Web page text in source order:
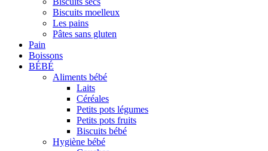
Biscuits moelleux
Les pains
Pâtes sans gluten
Pain
Boissons
BÉBÉ
Aliments bébé
Laits
Céréales
Petits pots légumes
Petits pots fruits
Biscuits bébé
Hygiène bébé